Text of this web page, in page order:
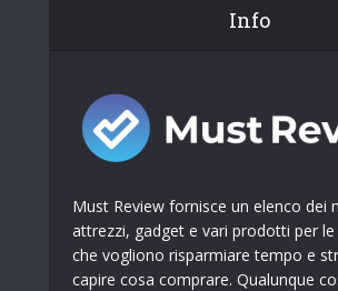
Info
Must Review fornisce un elenco dei
attrezzi, gadget e vari prodotti per le
che vogliono risparmiare tempo e
capire cosa comprare. Qualunque